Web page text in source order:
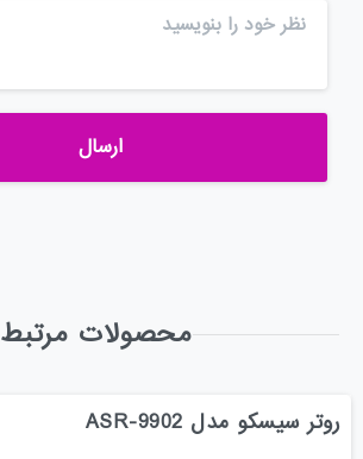
محصولات مرتبط
روتر سیسکو مدل ASR-9902